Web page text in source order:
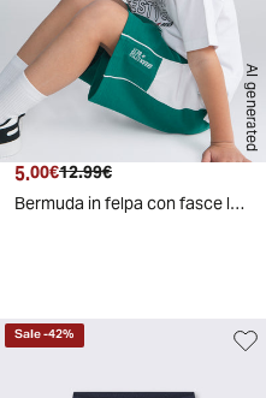
AI generated
Prezzo attuale
5.00€ Prezzo originale
12.99€
Bermuda in felpa con fasce laterali - Verde
Sale-42%